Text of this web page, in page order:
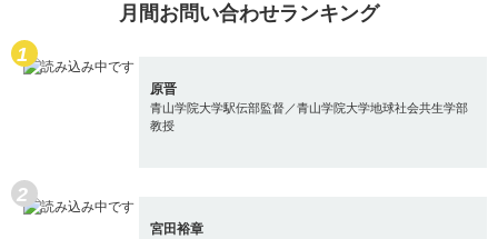
月間お問い合わせランキング
原晋
青山学院大学駅伝部監督／青山学院大学地球社会共生学部
教授
宮田裕章